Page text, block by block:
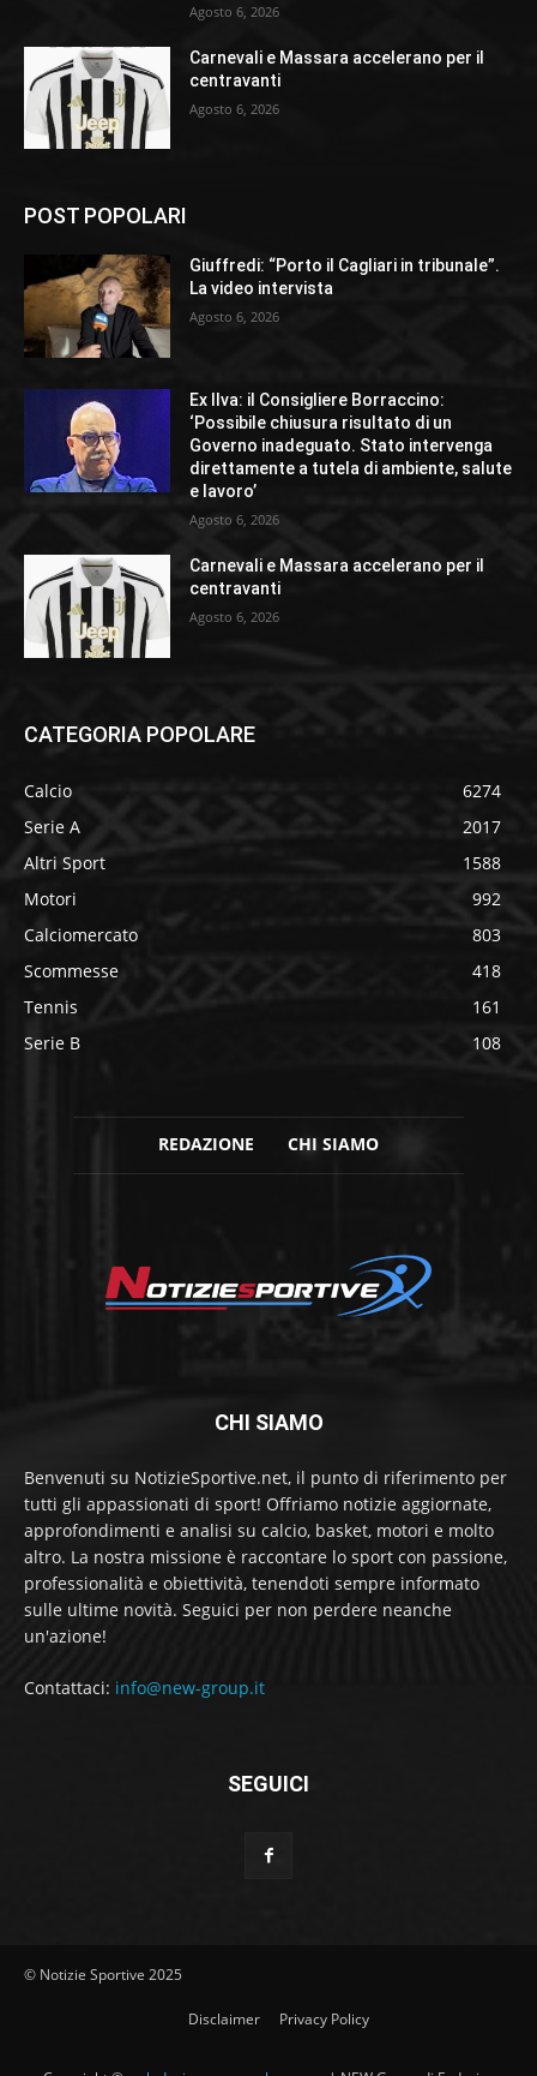
Agosto 6, 2026
Carnevali e Massara accelerano per il
centravanti
Agosto 6, 2026
POST POPOLARI
Giuffredi: “Porto il Cagliari in tribunale”.
La video intervista
Agosto 6, 2026
Ex Ilva: il Consigliere Borraccino:
‘Possibile chiusura risultato di un
Governo inadeguato. Stato intervenga
direttamente a tutela di ambiente, salute
e lavoro’
Agosto 6, 2026
Carnevali e Massara accelerano per il
centravanti
Agosto 6, 2026
CATEGORIA POPOLARE
Calcio
6274
Serie A
2017
Altri Sport
1588
Motori
992
Calciomercato
803
Scommesse
418
Tennis
161
Serie B
108
REDAZIONE CHI SIAMO
CHI SIAMO
Benvenuti su NotizieSportive.net, il punto di riferimento per
tutti gli appassionati di sport! Offriamo notizie aggiornate,
approfondimenti e analisi su calcio, basket, motori e molto
altro. La nostra missione è raccontare lo sport con passione,
professionalità e obiettività, tenendoti sempre informato
sulle ultime novità. Seguici per non perdere neanche
un'azione!
Contattaci: info@new-group.it
SEGUICI
© Notizie Sportive 2025
Disclaimer Privacy Policy